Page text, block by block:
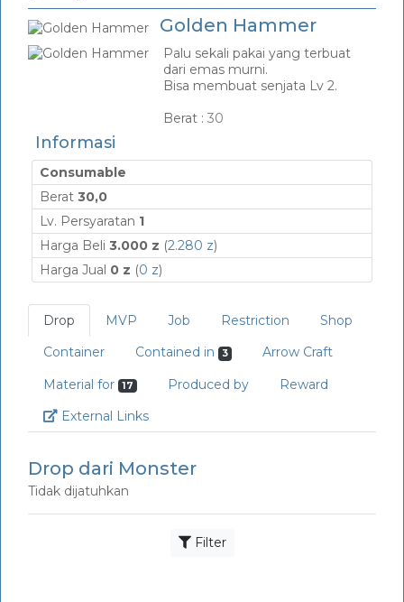
Golden Hammer
Palu sekali pakai yang terbuat
dari emas murni.
Bisa membuat senjata Lv 2.
Berat : 30
Informasi
Consumable
Berat 30,0
Lv. Persyaratan 1
Harga Beli 3.000 z (2.280 z)
Harga Jual 0 z (0 z)
Drop MVP Job Restriction
Shop
Container
Contained in 3
Arrow Craft
Material for
17 Produced by
Reward
External LinksLink
Drop dari Monster
Tidak dijatuhkan
Filter